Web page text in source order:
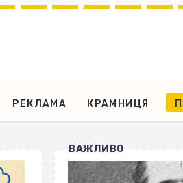
РЕКЛАМА КРАМНИЦЯ
ВАЖЛИВО